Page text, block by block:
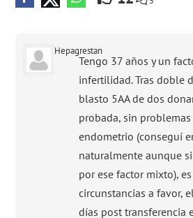
Hepagrestan
Tengo 37 años y un
infertilidad. Tras doble
blasto 5AA de dos
probada, sin
endometrio (conseguí
naturalmente aunque
por ese factor mixto),
circunstancias a favor,
días post transferencia